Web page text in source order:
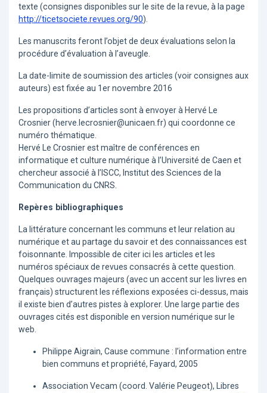
texte (consignes disponibles sur le site de la revue, à la page
http://ticetsociete.revues.org/90).
Les manuscrits feront l’objet de deux évaluations selon la
procédure d’évaluation à l’aveugle.
La date-limite de soumission des articles (voir consignes aux
auteurs) est fixée au 1er novembre 2016
Les propositions d’articles sont à envoyer à Hervé Le
Crosnier (herve.lecrosnier@unicaen.fr) qui coordonne ce
numéro thématique.
Hervé Le Crosnier est maître de conférences en
informatique et culture numérique à l’Université de Caen et
chercheur associé à l’ISCC, Institut des Sciences de la
Communication du CNRS.
Repères bibliographiques
La littérature concernant les communs et leur relation au
numérique et au partage du savoir et des connaissances est
foisonnante. Impossible de citer ici les articles et les
numéros spéciaux de revues consacrés à cette question.
Quelques ouvrages majeurs (avec un accent sur les livres en
français) structurent les réflexions exposées ci-dessus, mais
il existe bien d’autres pistes à explorer. Une large partie des
ouvrages cités est disponible en version numérique sur le
web.
Philippe Aigrain, Cause commune : l’information entre
bien communs et propriété, Fayard, 2005
Association Vecam (coord. Valérie Peugeot), Libres